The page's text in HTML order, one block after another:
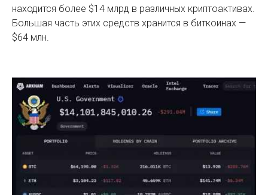
находится более $14 млрд в различных криптоактивах.
Большая часть этих средств хранится в биткоинах —
$64 млн.